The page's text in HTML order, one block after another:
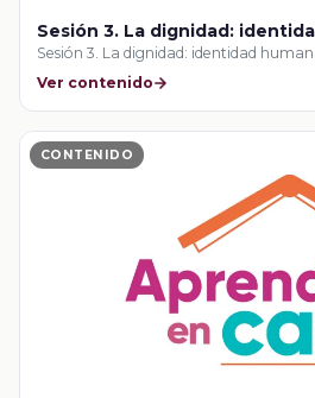
Sesión 3. La dignidad:
Sesión 3. La dignidad: identidad
Ver contenido
CONTENIDO